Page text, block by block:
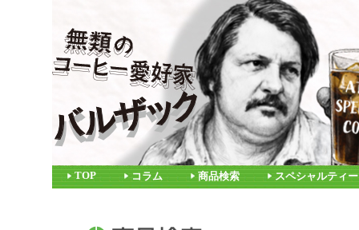
TOP コラム 商品検索 スペシャルティ